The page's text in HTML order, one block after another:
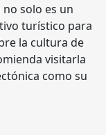
no solo es un
turístico para
la cultura de
visitarla
como su